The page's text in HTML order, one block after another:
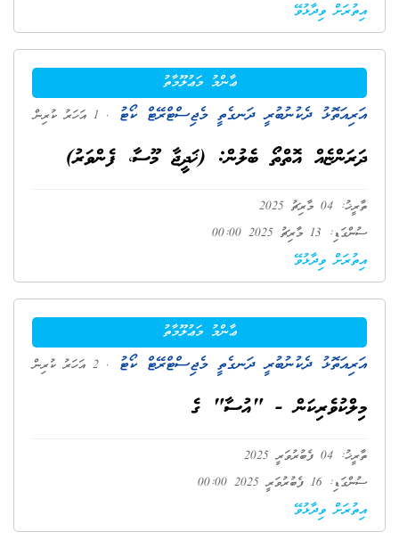
އިތުރަށް ވިދާޅުވޭ
ޢާންމު މަޢުލޫމާތު
އަރިއަތޮޅު ދެކުނުބުރީ ދަނގެތީ މެޖިސްޓްރޭޓް ކޯޓު . 1 އަހަރު ކުރިން
ދަރަންޏެއް އޮތްތޯ ބެލުން: (ޚަދީޖާ މޫސާ، ފެންވަރު)
ތާރީޚު: 04 މާރިޗު 2025
ސުންގަޑި: 13 މާރިޗު 2025 00:00
އިތުރަށް ވިދާޅުވޭ
ޢާންމު މަޢުލޫމާތު
އަރިއަތޮޅު ދެކުނުބުރީ ދަނގެތީ މެޖިސްޓްރޭޓް ކޯޓު . 2 އަހަރު ކުރިން
މިލްކުވެރިކަން - "އުސާ" ގެ
ތާރީޚު: 04 ފެބުރުވަރީ 2025
ސުންގަޑި: 16 ފެބުރުވަރީ 2025 00:00
އިތުރަށް ވިދާޅުވޭ